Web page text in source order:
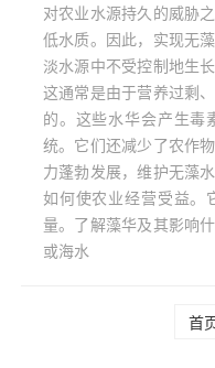
对农业水源持久的威胁
低水质。因此，实现无
淡水源中不受控制地生
这通常是由于营养过剩
的。这些水华会产生毒
统。它们还减少了农作
力蓬勃发展，维护无藻
如何使农业经营受益。
量。了解藻华及其影响
或海水
首